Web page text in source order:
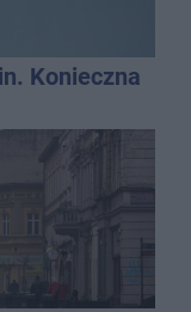
Konieczna